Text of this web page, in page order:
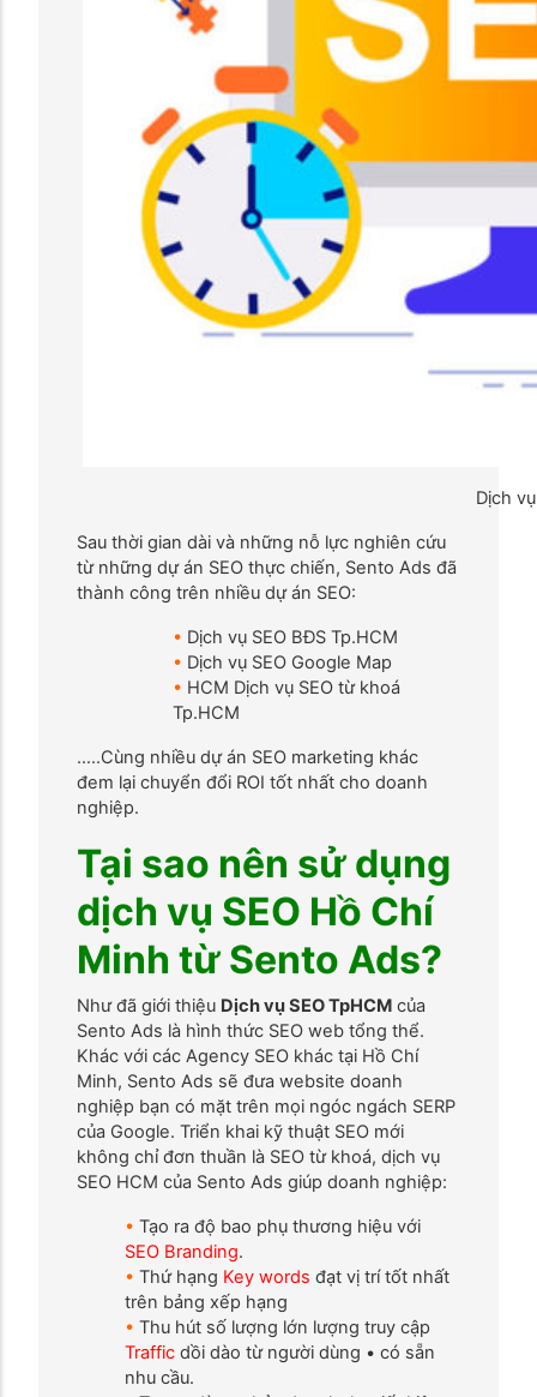
Dịch
Sau thời gian dài và những nỗ lực nghiên cứu
từ những dự án SEO thực chiến, Sento Ads đã
thành công trên nhiều dự án SEO:
• Dịch vụ SEO BĐS Tp.HCM
• Dịch vụ SEO Google Map
• HCM Dịch vụ SEO từ khoá
Tp.HCM
…..Cùng nhiều dự án SEO marketing khác
đem lại chuyển đổi ROI tốt nhất cho doanh
nghiệp.
Tại sao nên sử dụng
dịch vụ SEO Hồ Chí
Minh từ Sento Ads?
Như đã giới thiệu Dịch vụ SEO TpHCM của
Sento Ads là hình thức SEO web tổng thể.
Khác với các Agency SEO khác tại Hồ Chí
Minh, Sento Ads sẽ đưa website doanh
nghiệp bạn có mặt trên mọi ngóc ngách SERP
của Google. Triển khai kỹ thuật SEO mới
không chỉ đơn thuần là SEO từ khoá, dịch vụ
SEO HCM của Sento Ads giúp doanh nghiệp:
• Tạo ra độ bao phụ thương hiệu với
SEO Branding.
• Thứ hạng Key words đạt vị trí tốt nhất
trên bảng xếp hạng
• Thu hút số lượng lớn lượng truy cập
Traffic dồi dào từ người dùng • có sẵn
nhu cầu.